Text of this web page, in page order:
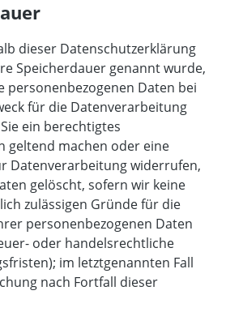
dieser Datenschutzerklärung
Speicherdauer genannt wurde,
personenbezogenen Daten bei
für die Datenverarbeitung
ein berechtigtes
geltend machen oder eine
Datenverarbeitung widerrufen,
gelöscht, sofern wir keine
zulässigen Gründe für die
personenbezogenen Daten
oder handelsrechtliche
im letztgenannten Fall
nach Fortfall dieser